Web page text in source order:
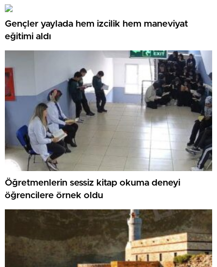
Gençler yaylada hem izcilik hem maneviyat
eğitimi aldı
Öğretmenlerin sessiz kitap okuma deneyi
öğrencilere örnek oldu